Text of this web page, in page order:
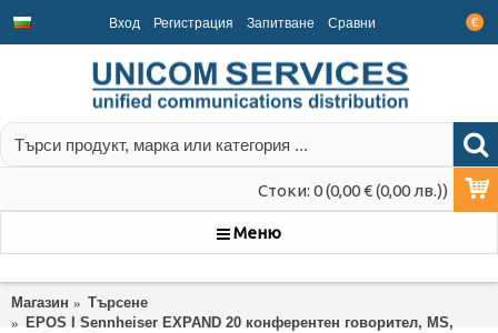
€
Вход Регистрация Запитване Срaвни
Стоки: 0 (0,00 € (0,00 лв.))
Меню
Магазин
Търсене
EPOS I Sennheiser EXPAND 20 конферентен говорител, MS,